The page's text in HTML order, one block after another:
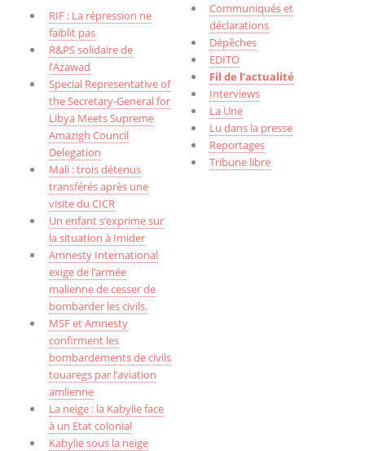
RIF : La répression ne
faiblit pas
R&PS solidaire de
l’Azawad
Special Representative of
the Secretary-General for
Libya Meets Supreme
Amazigh Council
Delegation
Mali : trois détenus
transférés après une
visite du CICR
Un enfant s’exprime sur
la situation à Imider
Amnesty International
exige de l’armée
malienne de cesser de
bombarder les civils.
MSF et Amnesty
confirment les
bombardements de civils
touaregs par l’aviation
amlienne
La neige : la Kabylie face
à un Etat colonial
Kabylie sous la neige
Communiqués et
déclarations
Dépêches
EDITO
Fil de l’actualité
Interviews
La Une
Lu dans la presse
Reportages
Tribune libre